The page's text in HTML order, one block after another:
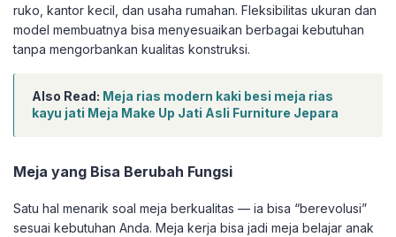
ruko, kantor kecil, dan usaha rumahan. Fleksibilitas ukuran dan
model membuatnya bisa menyesuaikan berbagai kebutuhan
tanpa mengorbankan kualitas konstruksi.
Also Read: Meja rias modern kaki besi meja rias
kayu jati Meja Make Up Jati Asli Furniture Jepara
Meja yang Bisa Berubah Fungsi
Satu hal menarik soal meja berkualitas — ia bisa “berevolusi”
sesuai kebutuhan Anda. Meja kerja bisa jadi meja belajar anak